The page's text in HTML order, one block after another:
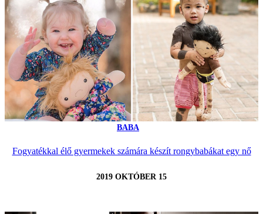
BABA
Fogyatékkal élő gyermekek számára készít rongybabákat egy nő
2019 OKTÓBER 15